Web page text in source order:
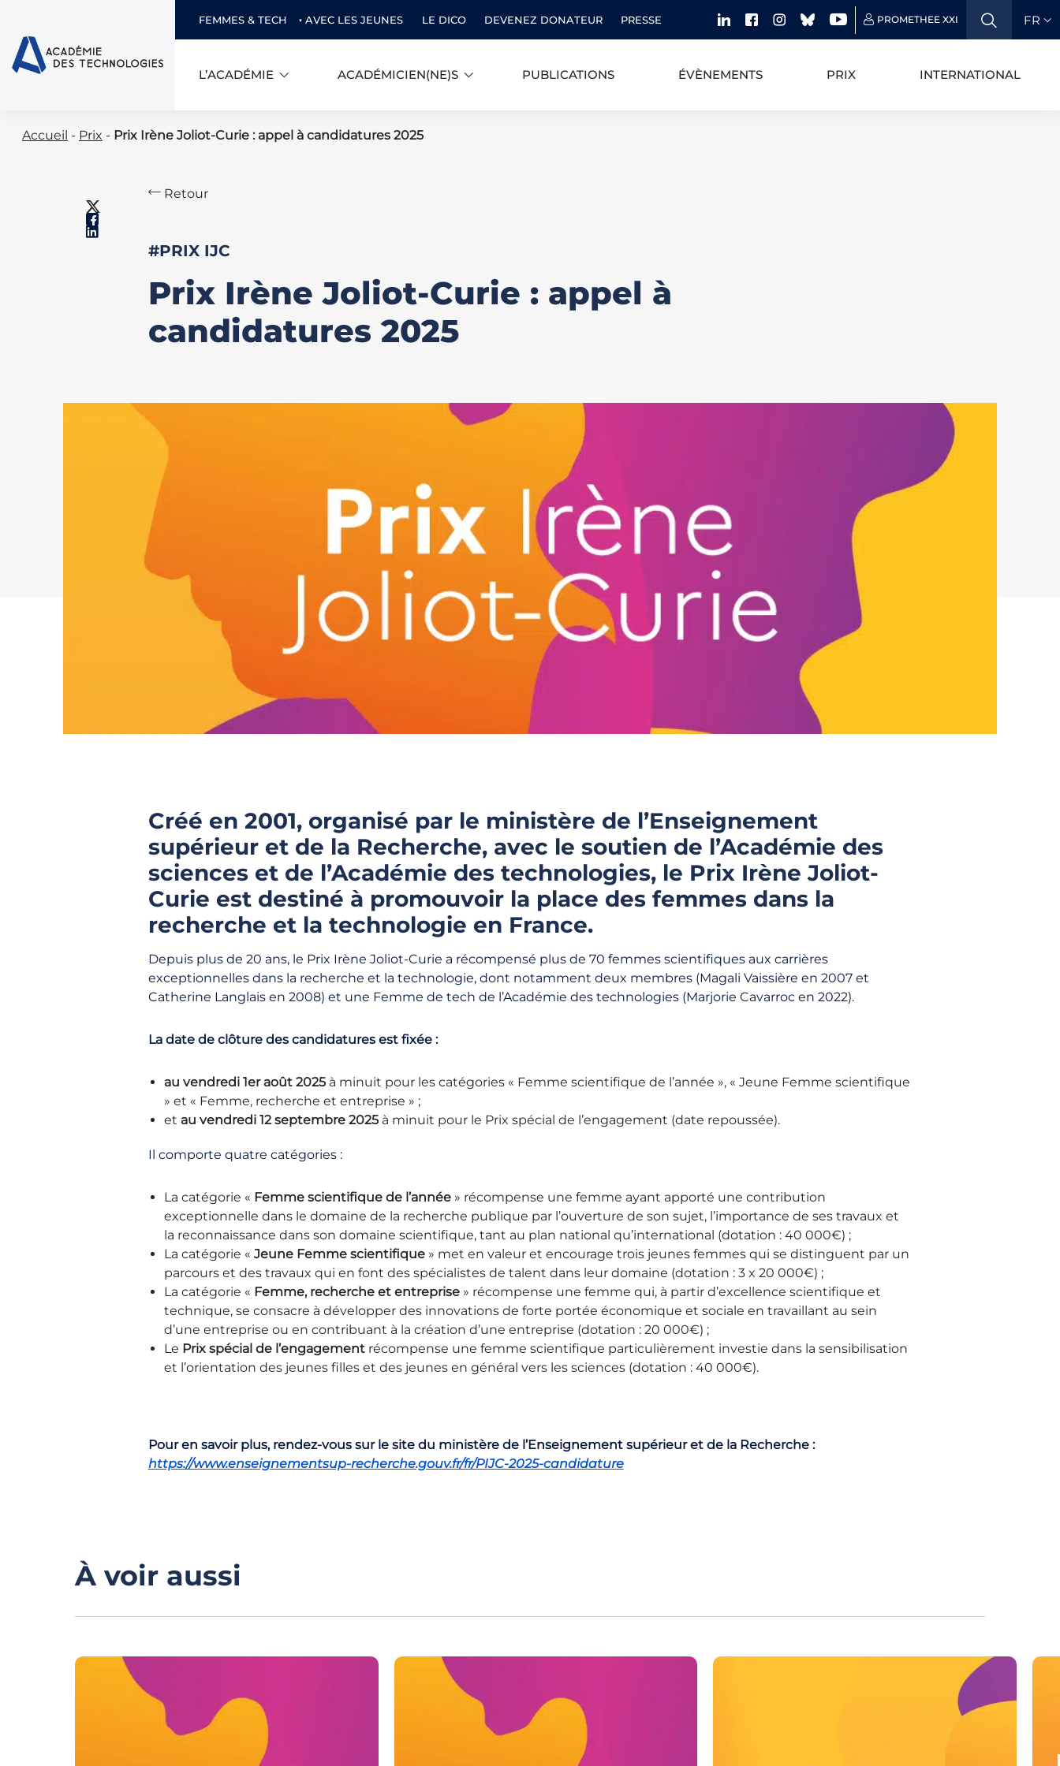
FEMMES & TECH AVEC LES JEUNES LE DICO DEVENEZ DONATEUR PRESSE PROMETHEE XXI FR
L’ACADÉMIE ACADÉMICIEN(NE)S PUBLICATIONS ÉVÈNEMENTS PRIX INTERNATIONAL
Accueil - Prix - Prix Irène Joliot-Curie : appel à candidatures 2025
Retour
#PRIX IJC
Prix Irène Joliot-Curie : appel à
candidatures 2025
Créé en 2001, organisé par le ministère de l’Enseignement
supérieur et de la Recherche, avec le soutien de l’Académie des
sciences et de l’Académie des technologies, le Prix Irène Joliot-
Curie est destiné à promouvoir la place des femmes dans la
recherche et la technologie en France.
Depuis plus de 20 ans, le Prix Irène Joliot-Curie a récompensé plus de 70 femmes scientifiques aux carrières
exceptionnelles dans la recherche et la technologie, dont notamment deux membres (Magali Vaissière en 2007 et
Catherine Langlais en 2008) et une Femme de tech de l’Académie des technologies (Marjorie Cavarroc en 2022).
La date de clôture des candidatures est fixée :
au vendredi 1er août 2025à minuit pour les catégories « Femme scientifique de l’année », « Jeune Femme scientifique
» et « Femme, recherche et entreprise » ;
et au vendredi 12 septembre 2025à minuit pour le Prix spécial de l’engagement (date repoussée).
Il comporte quatre catégories :
La catégorie « Femme scientifique de l’année» récompense une femme ayant apporté une contribution
exceptionnelle dans le domaine de la recherche publique par l’ouverture de son sujet, l’importance de ses travaux et
la reconnaissance dans son domaine scientifique, tant au plan national qu’international (dotation : 40 000€) ;
La catégorie « Jeune Femme scientifique » met en valeur et encourage trois jeunes femmes qui se distinguent par un
parcours et des travaux qui en font des spécialistes de talent dans leur domaine (dotation : 3 x 20 000€) ;
La catégorie « Femme, recherche et entreprise» récompense une femme qui, à partir d’excellence scientifique et
technique, se consacre à développer des innovations de forte portée économique et sociale en travaillant au sein
d’une entreprise ou en contribuant à la création d’une entreprise (dotation : 20 000€) ;
Le Prix spécial de l’engagementrécompense une femme scientifique particulièrement investie dans la sensibilisation
et l’orientation des jeunes filles et des jeunes en général vers les sciences (dotation : 40 000€).
Pour en savoir plus, rendez-vous sur le site du ministère de l’Enseignement supérieur et de la Recherche :
https://www.enseignementsup-recherche.gouv.fr/fr/PIJC-2025-candidature
À voir aussi